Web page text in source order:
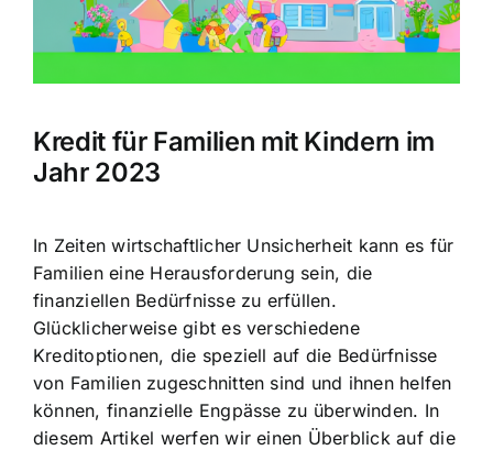
Kredit für Familien mit Kindern im
Jahr 2023
In Zeiten wirtschaftlicher Unsicherheit kann es für
Familien eine Herausforderung sein, die
finanziellen Bedürfnisse zu erfüllen.
Glücklicherweise gibt es verschiedene
Kreditoptionen, die speziell auf die Bedürfnisse
von Familien zugeschnitten sind und ihnen helfen
können, finanzielle Engpässe zu überwinden. In
diesem Artikel werfen wir einen Überblick auf die